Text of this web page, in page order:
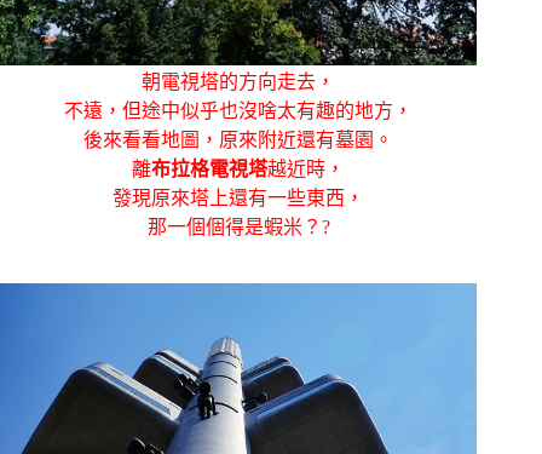
朝電視塔的方向走去，
不遠，但途中似乎也沒啥太有趣的地方，
後來看看地圖，原來附近還有墓園。
離布拉格電視塔越近時，
發現原來塔上還有一些東西，
那一個個得是蝦米？?